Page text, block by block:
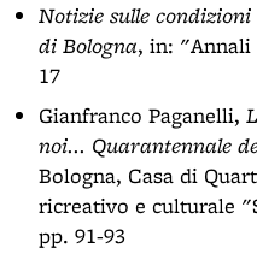
Notizie sulle
di Bologna, in:
17
Gianfranco Paganelli,
noi... Quarantennale
Bologna, Casa di
ricreativo e culturale
pp. 91-93